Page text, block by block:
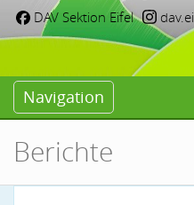
DAV Sektion Eifel
Navigation
Berichte